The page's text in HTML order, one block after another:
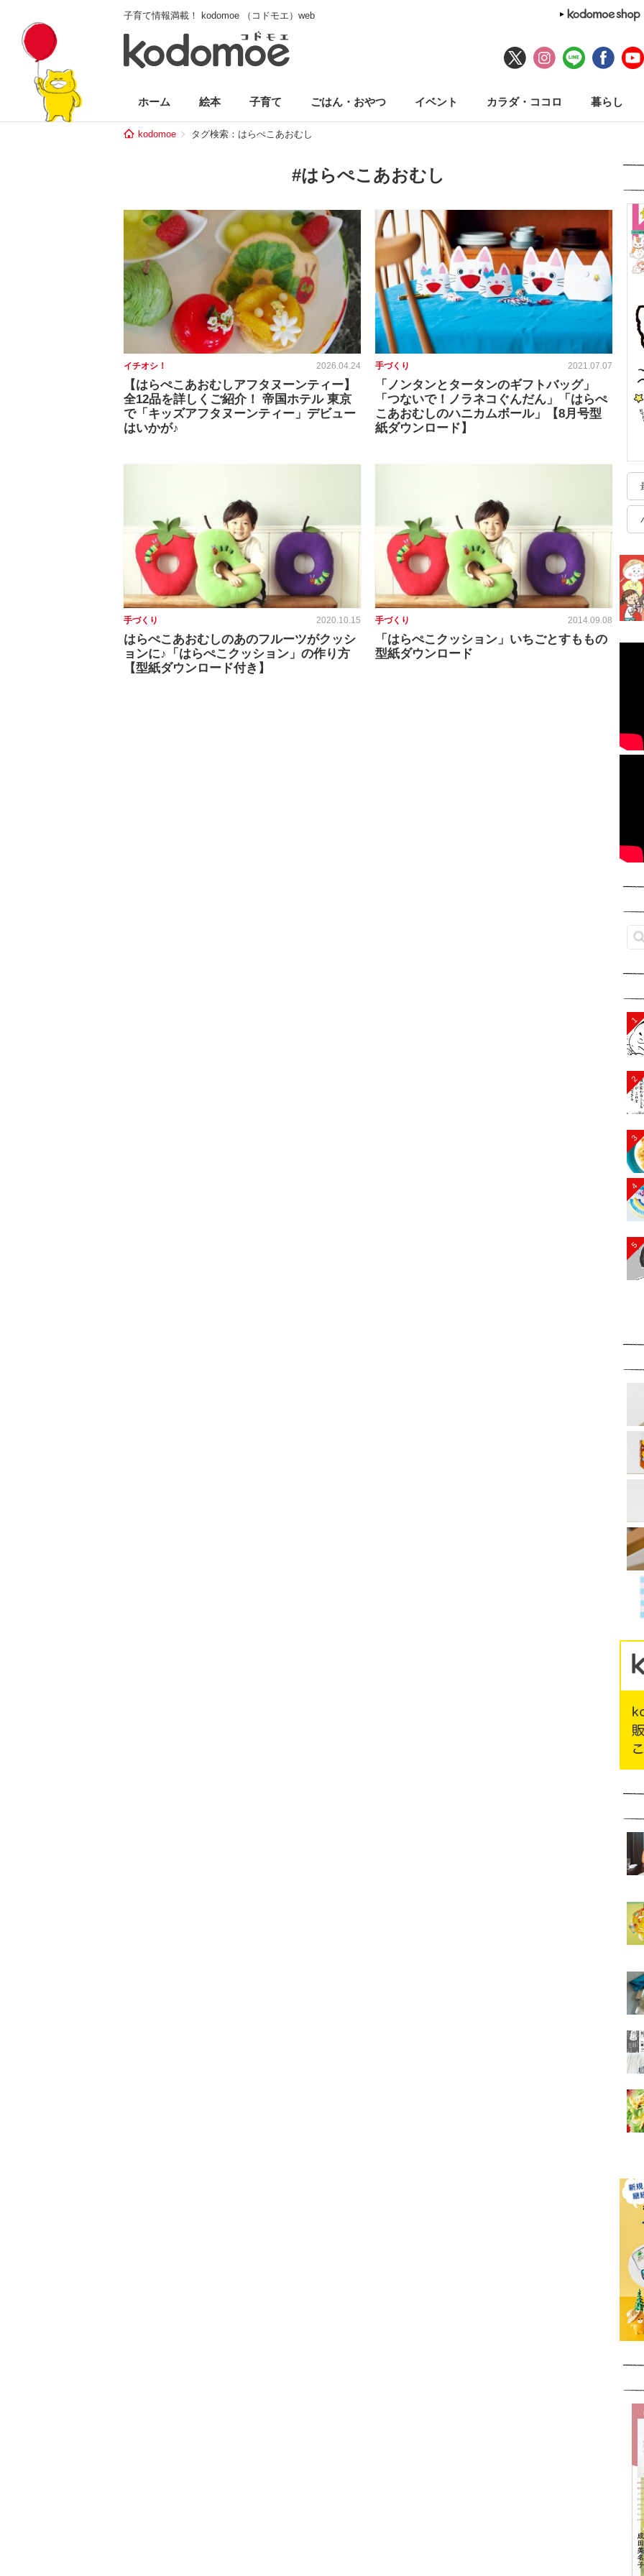
子育て情報満載！ kodomoe （コドモエ）web
ホーム 絵本 子育て ごはん・おやつ イベント カラダ・ココロ 暮らし
kodomoe タグ検索：はらぺこあおむし
#はらぺこあおむし
イチオシ！ 2026.04.24
【はらぺこあおむしアフタヌーンティー】
全12品を詳しくご紹介！ 帝国ホテル 東京
で「キッズアフタヌーンティー」デビュー
はいかが♪
手づくり 2021.07.07
「ノンタンとタータンのギフトバッグ」
「つないで！ノラネコぐんだん」「はらぺ
こあおむしのハニカムボール」【8月号型
紙ダウンロード】
手づくり 2020.10.15
はらぺこあおむしのあのフルーツがクッシ
ョンに♪「はらぺこクッション」の作り方
【型紙ダウンロード付き】
手づくり 2014.09.08
「はらぺこクッション」いちごとすももの
型紙ダウンロード
1
2
3
4
5